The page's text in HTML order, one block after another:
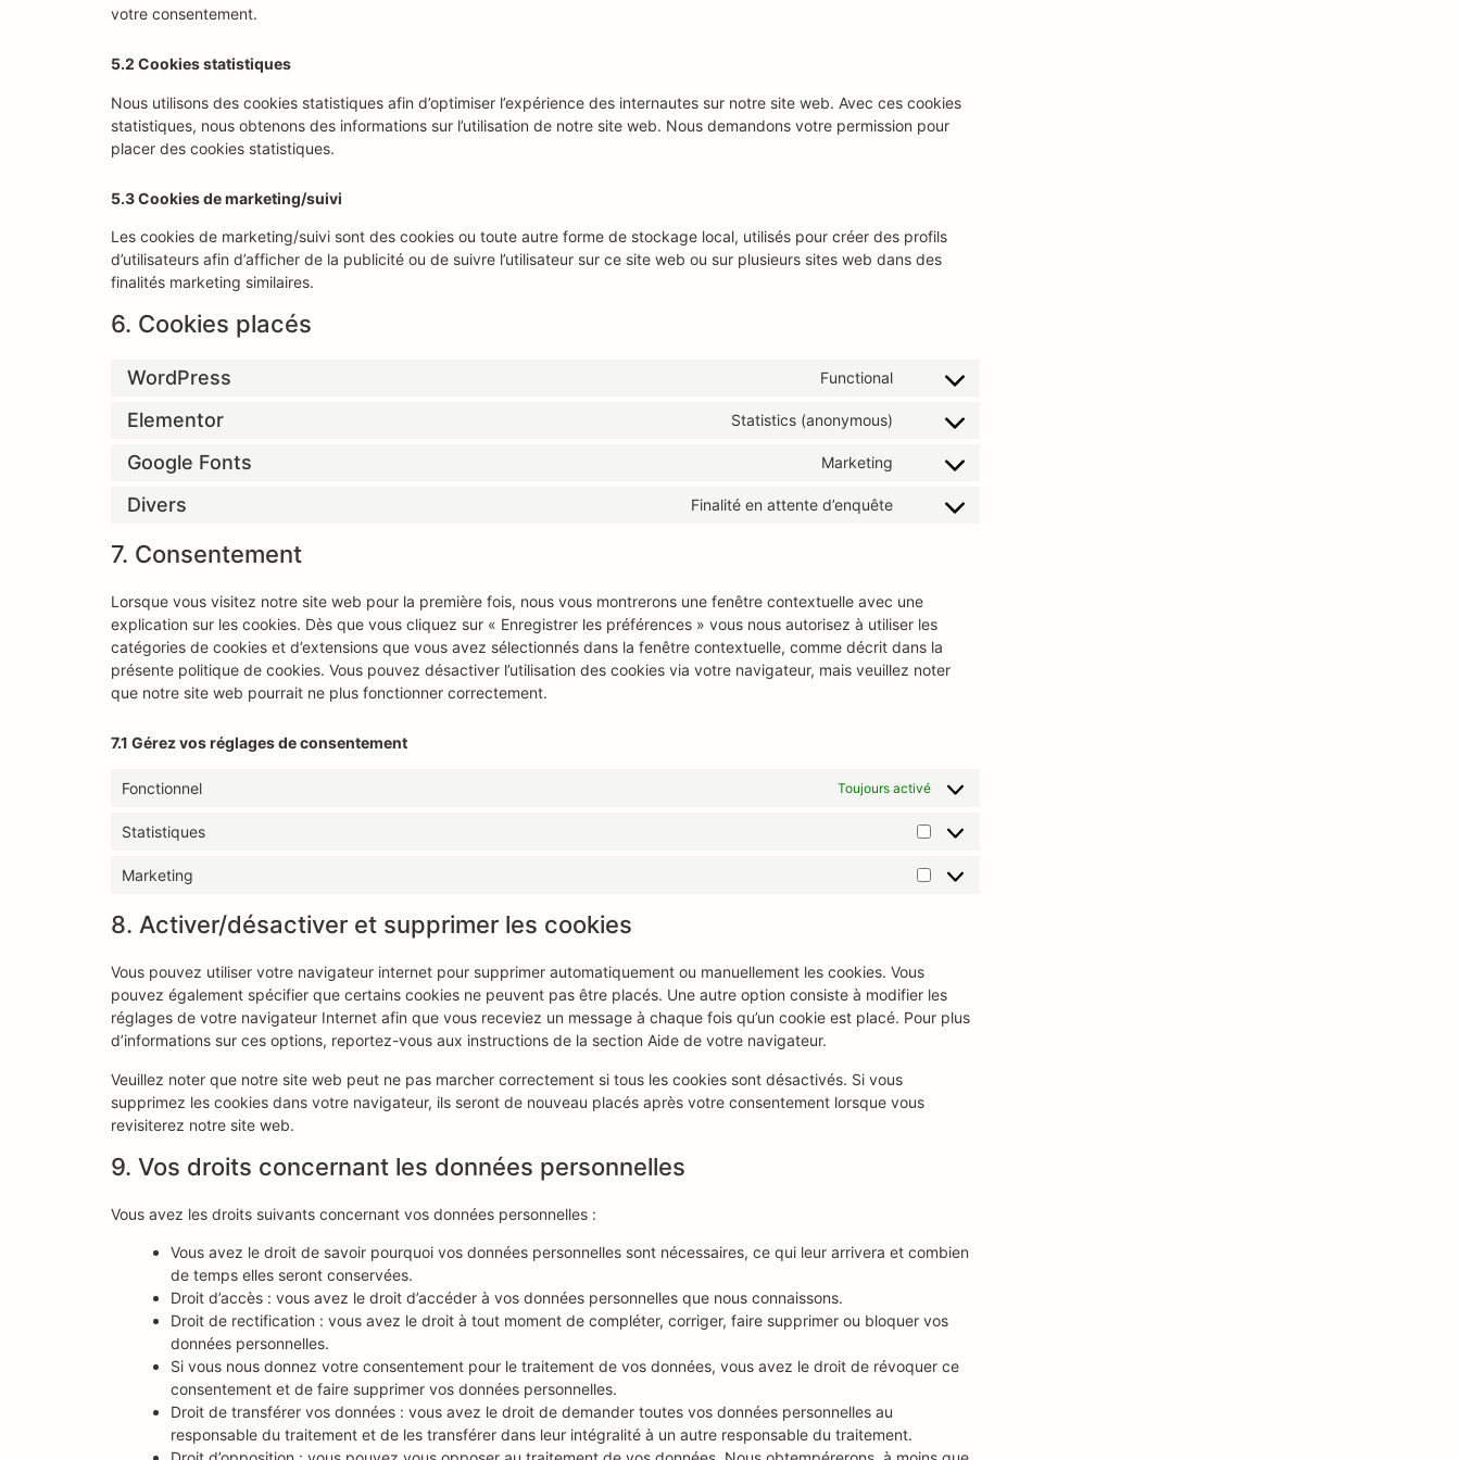
votre consentement.
5.2 Cookies statistiques
Nous utilisons des cookies statistiques afin d’optimiser l’expérience des internautes sur notre site web. Avec ces cookies
statistiques, nous obtenons des informations sur l’utilisation de notre site web. Nous demandons votre permission pour
placer des cookies statistiques.
5.3 Cookies de marketing/suivi
Les cookies de marketing/suivi sont des cookies ou toute autre forme de stockage local, utilisés pour créer des profils
d’utilisateurs afin d’afficher de la publicité ou de suivre l’utilisateur sur ce site web ou sur plusieurs sites web dans des
finalités marketing similaires.
6. Cookies placés
WordPress Functional
Elementor Statistics (anonymous)
Google Fonts Marketing
Divers Finalité en attente d’enquête
7. Consentement
Lorsque vous visitez notre site web pour la première fois, nous vous montrerons une fenêtre contextuelle avec une
explication sur les cookies. Dès que vous cliquez sur « Enregistrer les préférences » vous nous autorisez à utiliser les
catégories de cookies et d’extensions que vous avez sélectionnés dans la fenêtre contextuelle, comme décrit dans la
présente politique de cookies. Vous pouvez désactiver l’utilisation des cookies via votre navigateur, mais veuillez noter
que notre site web pourrait ne plus fonctionner correctement.
7.1 Gérez vos réglages de consentement
Fonctionnel Toujours activé
Statistiques
Marketing
8. Activer/désactiver et supprimer les cookies
Vous pouvez utiliser votre navigateur internet pour supprimer automatiquement ou manuellement les cookies. Vous
pouvez également spécifier que certains cookies ne peuvent pas être placés. Une autre option consiste à modifier les
réglages de votre navigateur Internet afin que vous receviez un message à chaque fois qu’un cookie est placé. Pour plus
d’informations sur ces options, reportez-vous aux instructions de la section Aide de votre navigateur.
Veuillez noter que notre site web peut ne pas marcher correctement si tous les cookies sont désactivés. Si vous
supprimez les cookies dans votre navigateur, ils seront de nouveau placés après votre consentement lorsque vous
revisiterez notre site web.
9. Vos droits concernant les données personnelles
Vous avez les droits suivants concernant vos données personnelles :
Vous avez le droit de savoir pourquoi vos données personnelles sont nécessaires, ce qui leur arrivera et combien
de temps elles seront conservées.
Droit d’accès : vous avez le droit d’accéder à vos données personnelles que nous connaissons.
Droit de rectification : vous avez le droit à tout moment de compléter, corriger, faire supprimer ou bloquer vos
données personnelles.
Si vous nous donnez votre consentement pour le traitement de vos données, vous avez le droit de révoquer ce
consentement et de faire supprimer vos données personnelles.
Droit de transférer vos données : vous avez le droit de demander toutes vos données personnelles au
responsable du traitement et de les transférer dans leur intégralité à un autre responsable du traitement.